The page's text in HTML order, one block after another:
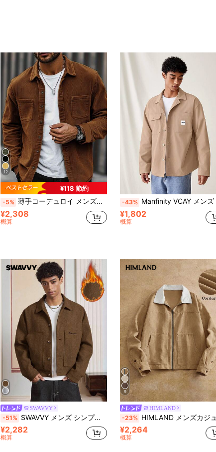
12
¥118 節約
-5% 薄手コーデュロイ メンズカジュアルシャツジャケット、ダブルポケットデザイン、デイリーカジュアルファッションミニマリスト、長袖シャツ、お出かけ、通勤、ストリートスタイル
¥2,308
概算
-43% Manfinity VCAY メンズ 織り生地 ファッショナブル デイリー カジュアル 無地 ルーズ 長袖ジャケット、秋冬用
¥1,802
概算
SWAVVY
-51% SWAVVY メンズ シンプル 無地 シングルブレスト カジュアル ウールブレンド ジャケット
¥2,282
概算
9
HIMLAND
-23% HIMLAND メンズカジュアルコーデュロイカラージャケット、日常着に適しています
¥2,264
概算